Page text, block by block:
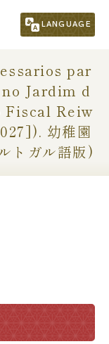
LANGUAGE
par
Jardim d
Reiw
幼稚園
トガル語版)